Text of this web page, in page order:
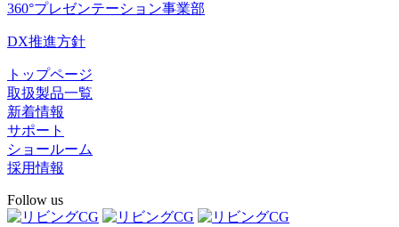
360°プレゼンテーション事業部
DX推進方針
トップページ
取扱製品一覧
新着情報
サポート
ショールーム
採用情報
Follow us